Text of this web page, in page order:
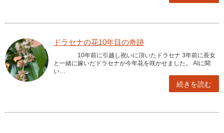
ドラセナの花10年目の奇跡
10年前に引越し祝いに頂いたドラセナ 3年前に長女
と一緒に嫁いだドラセナが今年花を咲かせました。 AIに聞
い…
続きを読む